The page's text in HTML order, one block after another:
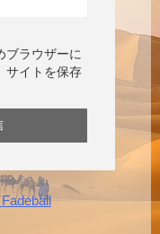
ブラウザーに
サイトを保存